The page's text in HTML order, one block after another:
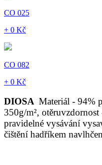
CO 025
+ 0 Kč
CO 082
+ 0 Kč
DIOSA Materiál - 94%
350g/m²,
pravidelné vysávání
čištění hadříkem